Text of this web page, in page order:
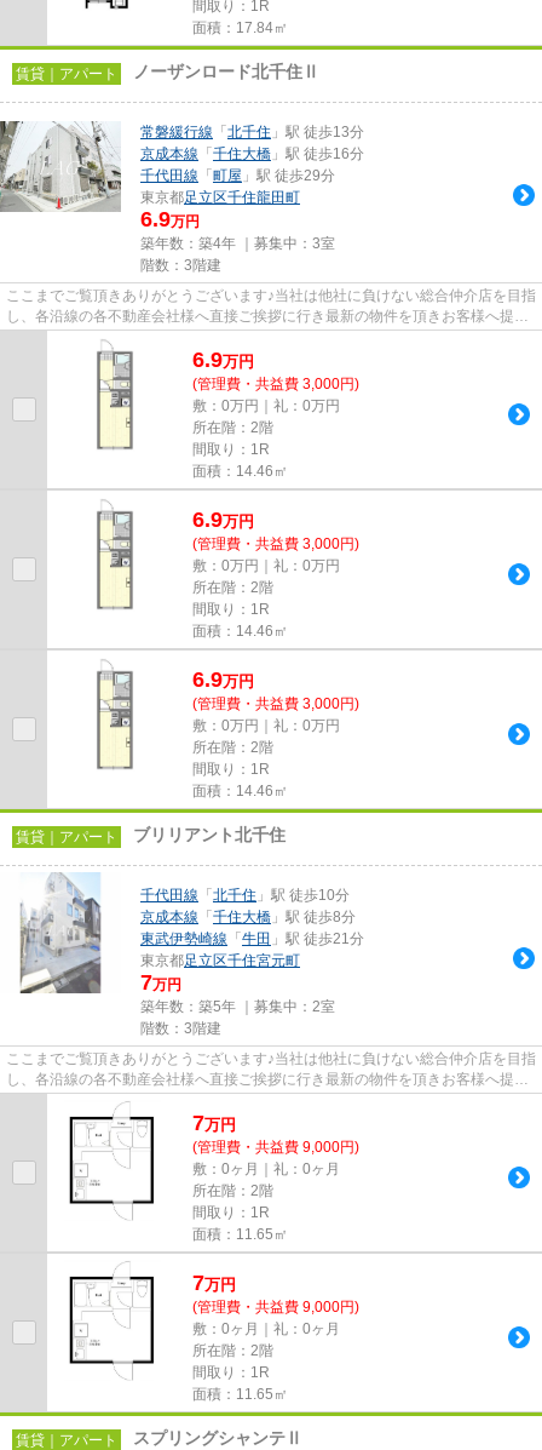
間取り：1R
面積：17.84㎡
賃貸｜アパート ノーザンロード北千住Ⅱ
常磐緩行線 「 北千住 」駅 徒歩13分
京成本線 「 千住大橋 」駅 徒歩16分
千代田線 「 町屋 」駅 徒歩29分
東京都足立区千住龍田町
6.9万円
築年数：築4年 ｜募集中： 3室
階数：3階建
ここまでご覧頂きありがとうございます♪当社は他社に負けない総合仲介店を目指
し、各沿線の各不動産会社様へ直接ご挨拶に行き最新の物件を頂きお客様へ提供
しております！最新の情報は...
6.9万円
(管理費・共益費 3,000円)
敷：0万円｜礼：0万円
所在階：2階
間取り：1R
面積：14.46㎡
6.9万円
(管理費・共益費 3,000円)
敷：0万円｜礼：0万円
所在階：2階
間取り：1R
面積：14.46㎡
6.9万円
(管理費・共益費 3,000円)
敷：0万円｜礼：0万円
所在階：2階
間取り：1R
面積：14.46㎡
賃貸｜アパート ブリリアント北千住
千代田線 「 北千住 」駅 徒歩10分
京成本線 「 千住大橋 」駅 徒歩8分
東武伊勢崎線 「 牛田 」駅 徒歩21分
東京都足立区千住宮元町
7万円
築年数：築5年 ｜募集中： 2室
階数：3階建
ここまでご覧頂きありがとうございます♪当社は他社に負けない総合仲介店を目指
し、各沿線の各不動産会社様へ直接ご挨拶に行き最新の物件を頂きお客様へ提供
しております！最新の情報は...
7万円
(管理費・共益費 9,000円)
敷：0ヶ月｜礼：0ヶ月
所在階：2階
間取り：1R
面積：11.65㎡
7万円
(管理費・共益費 9,000円)
敷：0ヶ月｜礼：0ヶ月
所在階：2階
間取り：1R
面積：11.65㎡
賃貸｜アパート スプリングシャンテⅡ